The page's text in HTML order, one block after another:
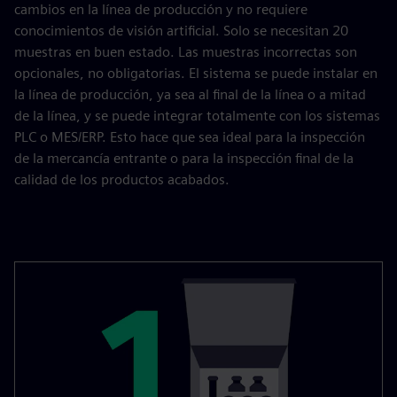
cambios en la línea de producción y no requiere
conocimientos de visión artificial. Solo se necesitan 20
muestras en buen estado. Las muestras incorrectas son
opcionales, no obligatorias. El sistema se puede instalar en
la línea de producción, ya sea al final de la línea o a mitad
de la línea, y se puede integrar totalmente con los sistemas
PLC o MES/ERP. Esto hace que sea ideal para la inspección
de la mercancía entrante o para la inspección final de la
calidad de los productos acabados.